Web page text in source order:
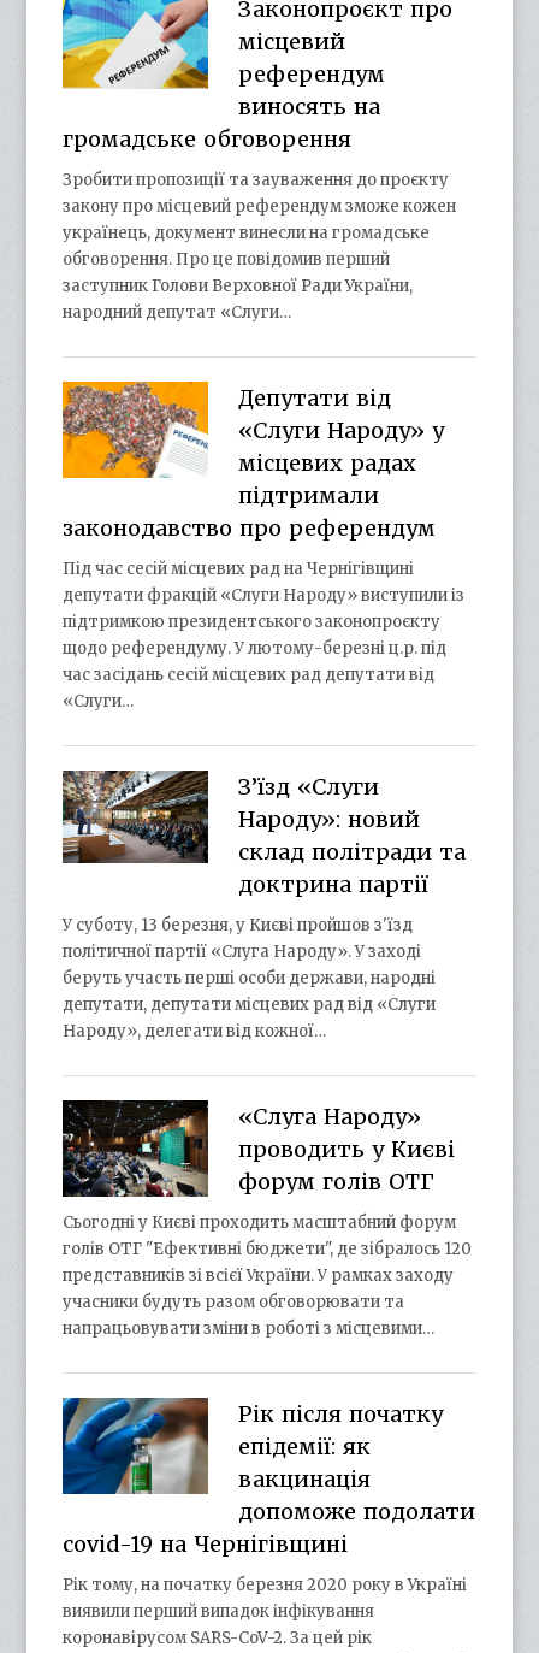
Законопроєкт про
місцевий
референдум
виносять на
громадське обговорення
Зробити пропозиції та зауваження до проєкту
закону про місцевий референдум зможе кожен
українець, документ винесли на громадське
обговорення. Про це повідомив перший
заступник Голови Верховної Ради України,
народний депутат «Слуги…
Депутати від
«Слуги Народу» у
місцевих радах
підтримали
законодавство про референдум
Під час сесій місцевих рад на Чернігівщині
депутати фракцій «Слуги Народу» виступили із
підтримкою президентського законопроєкту
щодо референдуму. У лютому-березні ц.р. під
час засідань сесій місцевих рад депутати від
«Слуги…
З’їзд «Слуги
Народу»: новий
склад політради та
доктрина партії
У суботу, 13 березня, у Києві пройшов з'їзд
політичної партії «Слуга Народу». У заході
беруть участь перші особи держави, народні
депутати, депутати місцевих рад від «Слуги
Народу», делегати від кожної…
«Слуга Народу»
проводить у Києві
форум голів ОТГ
Сьогодні у Києві проходить масштабний форум
голів ОТГ "Ефективні бюджети", де зібралось 120
представників зі всієї України. У рамках заходу
учасники будуть разом обговорювати та
напрацьовувати зміни в роботі з місцевими…
Рік після початку
епідемії: як
вакцинація
допоможе подолати
covid-19 на Чернігівщині
Рік тому, на початку березня 2020 року в Україні
виявили перший випадок інфікування
коронавірусом SARS-CoV-2. За цей рік